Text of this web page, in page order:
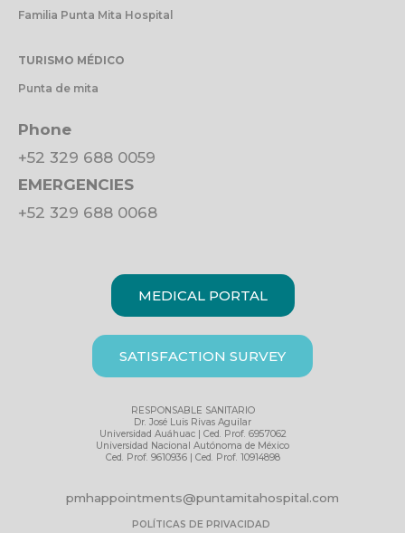
Familia Punta Mita Hospital
TURISMO MÉDICO
Punta de mita
Phone
+52 329 688 0059
EMERGENCIES
+52 329 688 0068
MEDICAL PORTAL
SATISFACTION SURVEY
RESPONSABLE SANITARIO
Dr. José Luis Rivas Aguilar
Universidad Auáhuac | Ced. Prof. 6957062
Universidad Nacional Autónoma de México
Ced. Prof. 9610936 | Ced. Prof. 10914898
pmhappointments@puntamitahospital.com
POLÍTICAS DE PRIVACIDAD